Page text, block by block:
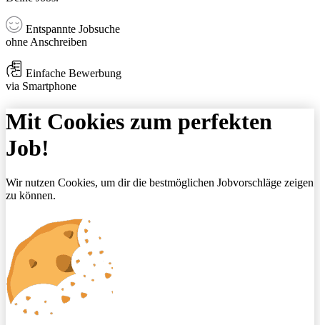
Entspannte Jobsuche
ohne Anschreiben
Einfache Bewerbung
via Smartphone
Mit Cookies zum perfekten
Job!
Wir nutzen Cookies, um dir die bestmöglichen Jobvorschläge zeigen
zu können.